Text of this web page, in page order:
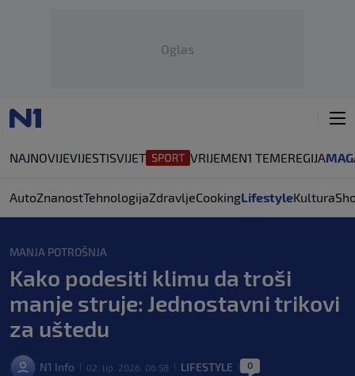
Oglas
NAJNOVIJEVIJESTISVIJET VRIJEMEN1 TEMEREGIJA
AutoZnanostTehnologijaZdravljeCookingLifestyleKultura
MANJA POTROŠNJA
Kako podesiti klimu da troši
manje struje: Jednostavni trikovi
za uštedu
N1 Info 02. lip. 2026. 06:58 LIFESTYLE 0